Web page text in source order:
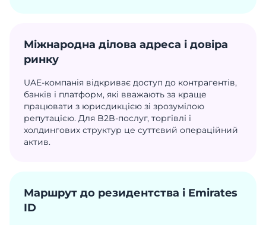
Міжнародна ділова адреса і довіра
ринку
UAE-компанія відкриває доступ до контрагентів,
банків і платформ, які вважають за краще
працювати з юрисдикцією зі зрозумілою
репутацією. Для B2B-послуг, торгівлі і
холдингових структур це суттєвий операційний
актив.
Маршрут до резидентства і Emirates
ID